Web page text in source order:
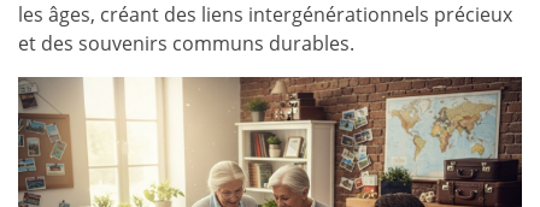
les âges, créant des liens intergénérationnels précieux
et des souvenirs communs durables.